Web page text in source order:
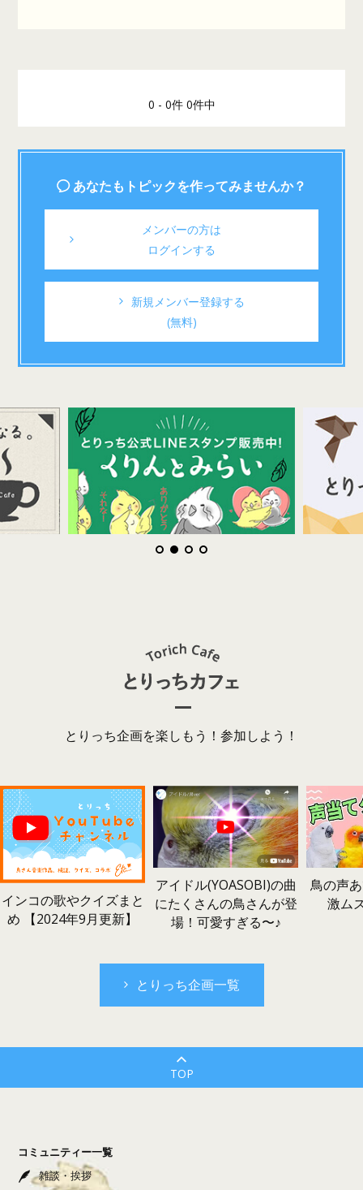
0 - 0件 0件中
あなたもトピックを作ってみませんか？
メンバーの方は
ログインする
新規メンバー登録する
(無料)
とりっち企画を楽しもう！参加しよう！
インコの歌やクイズまと
め 【2024年9月更新】
アイドル(YOASOBI)の曲
にたくさんの鳥さんが登
場！可愛すぎる〜♪
鳥の声
激ム
とりっち企画一覧
TOP
コミュニティー一覧
雑談・挨拶